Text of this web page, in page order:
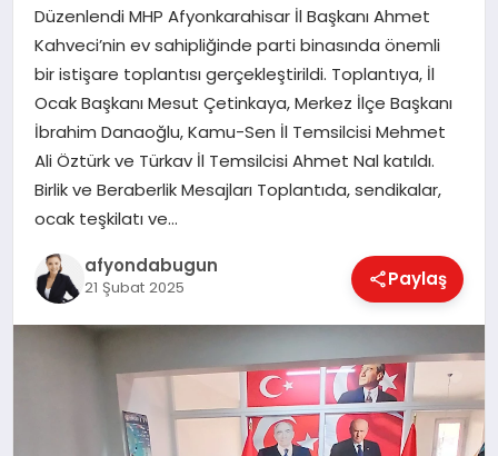
EKONOMI
MAGAZIN
SAĞLIK
SIYASET
Düzenlendi MHP Afyonkarahisar İl Başkanı Ahmet
Kahveci’nin ev sahipliğinde parti binasında önemli
bir istişare toplantısı gerçekleştirildi. Toplantıya, İl
Ocak Başkanı Mesut Çetinkaya, Merkez İlçe Başkanı
İbrahim Danaoğlu, Kamu-Sen İl Temsilcisi Mehmet
Ali Öztürk ve Türkav İl Temsilcisi Ahmet Nal katıldı.
Birlik ve Beraberlik Mesajları Toplantıda, sendikalar,
ocak teşkilatı ve…
afyondabugun
21 Şubat 2025 Paylaş